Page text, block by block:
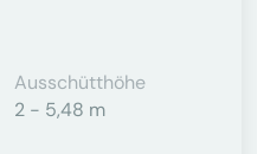
Ausschütthöhe
2 - 5,48 m